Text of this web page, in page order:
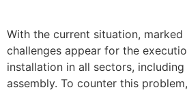
With the current situation, marked
challenges appear for the
installation in all sectors,
assembly. To counter this